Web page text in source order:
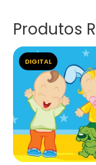
Produtos
DIGITAL